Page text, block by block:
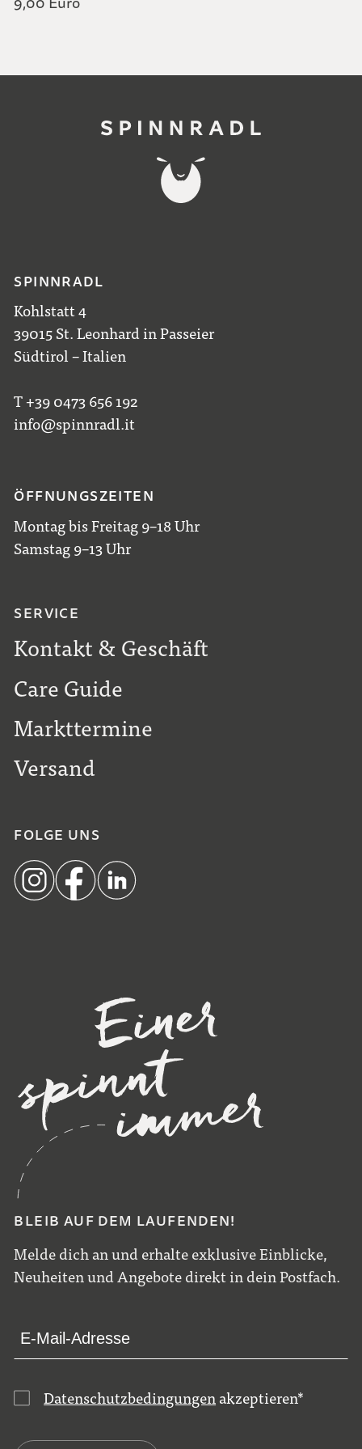
BLEIB AUF DEM LAUFENDEN!
Melde dich an und erhalte exklusive Einblicke,
Neuheiten und Angebote direkt in dein Postfach.
Datenschutzbedingungen akzeptieren*
SPINNRADL
Kohlstatt 4
39015 St. Leonhard in Passeier
Südtirol – Italien
T +39 0473 656 192
info@spinnradl.it
ÖFFNUNGSZEITEN
Montag bis Freitag 9–18 Uhr
Samstag 9–13 Uhr
SERVICE
Kontakt & Geschäft
Care Guide
Markttermine
Versand
FOLGE UNS